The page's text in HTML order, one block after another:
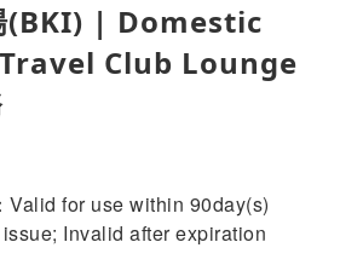
(BKI) | Domestic
Club Lounge
Valid for use within 90day(s)
Invalid after expiration